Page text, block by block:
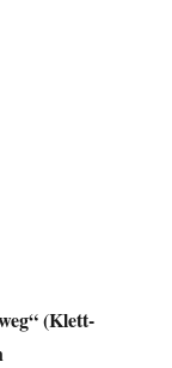
(Klett-